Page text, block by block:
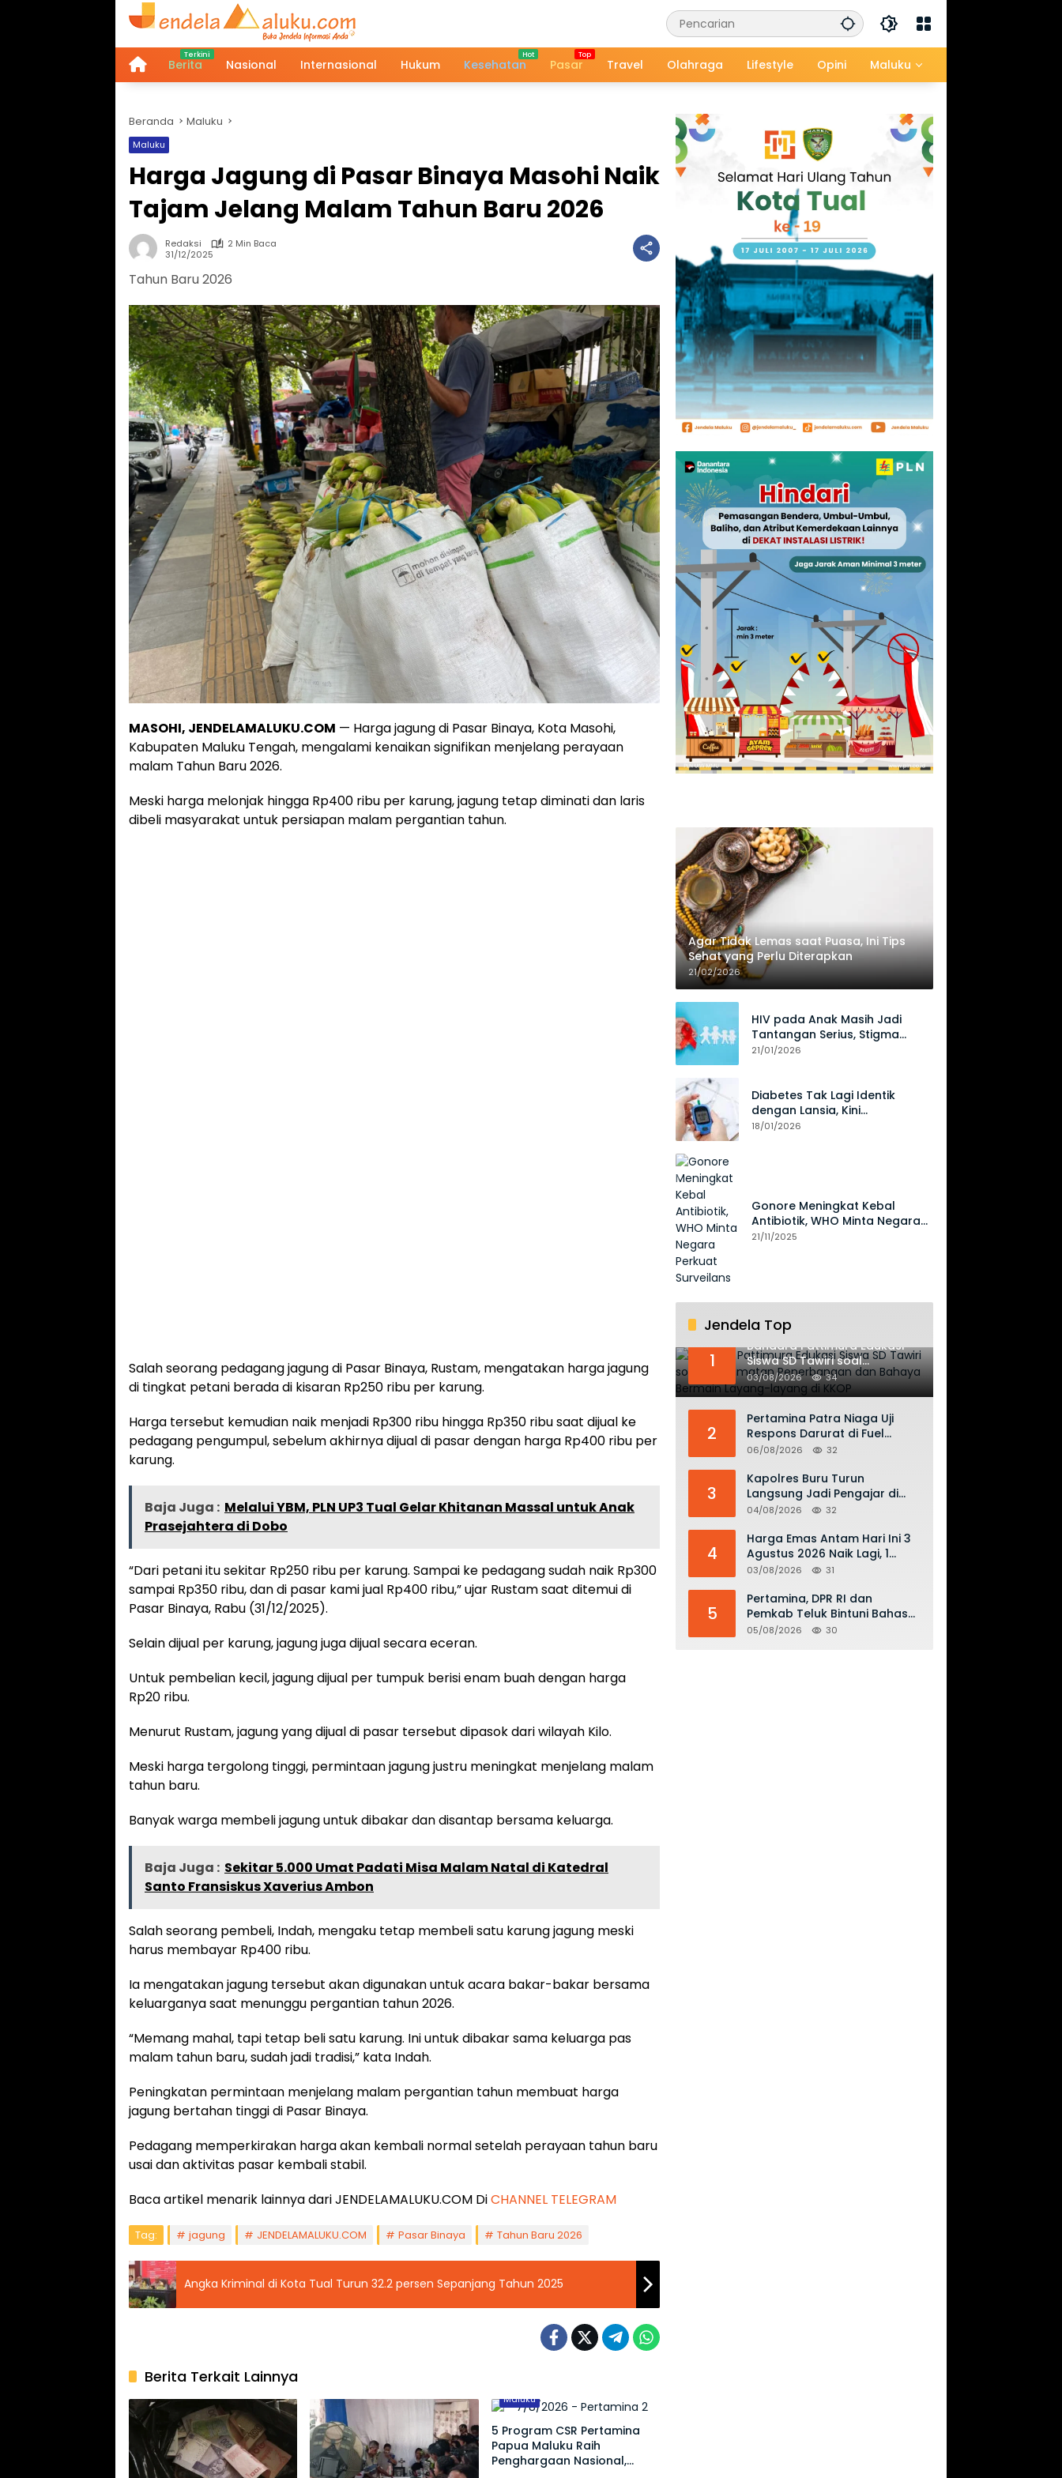
Home
Berita Nasional Internasional Hukum Kesehatan Pasar Travel Olahraga Lifestyle Opini Maluku
Beranda Maluku
Maluku
Harga Jagung di Pasar Binaya Masohi Naik
Tajam Jelang Malam Tahun Baru 2026
Redaksi
2 Min Baca
31/12/2025
Tahun Baru 2026
MASOHI, JENDELAMALUKU.COM — Harga jagung di Pasar Binaya, Kota Masohi,
Kabupaten Maluku Tengah, mengalami kenaikan signifikan menjelang perayaan
malam Tahun Baru 2026.
Meski harga melonjak hingga Rp400 ribu per karung, jagung tetap diminati dan laris
dibeli masyarakat untuk persiapan malam pergantian tahun.
Salah seorang pedagang jagung di Pasar Binaya, Rustam, mengatakan harga jagung
di tingkat petani berada di kisaran Rp250 ribu per karung.
Harga tersebut kemudian naik menjadi Rp300 ribu hingga Rp350 ribu saat dijual ke
pedagang pengumpul, sebelum akhirnya dijual di pasar dengan harga Rp400 ribu per
karung.
Baja Juga : Melalui YBM, PLN UP3 Tual Gelar Khitanan Massal untuk Anak
Prasejahtera di Dobo
“Dari petani itu sekitar Rp250 ribu per karung. Sampai ke pedagang sudah naik Rp300
sampai Rp350 ribu, dan di pasar kami jual Rp400 ribu,” ujar Rustam saat ditemui di
Pasar Binaya, Rabu (31/12/2025).
Selain dijual per karung, jagung juga dijual secara eceran.
Untuk pembelian kecil, jagung dijual per tumpuk berisi enam buah dengan harga
Rp20 ribu.
Menurut Rustam, jagung yang dijual di pasar tersebut dipasok dari wilayah Kilo.
Meski harga tergolong tinggi, permintaan jagung justru meningkat menjelang malam
tahun baru.
Banyak warga membeli jagung untuk dibakar dan disantap bersama keluarga.
Baja Juga : Sekitar 5.000 Umat Padati Misa Malam Natal di Katedral
Santo Fransiskus Xaverius Ambon
Salah seorang pembeli, Indah, mengaku tetap membeli satu karung jagung meski
harus membayar Rp400 ribu.
Ia mengatakan jagung tersebut akan digunakan untuk acara bakar-bakar bersama
keluarganya saat menunggu pergantian tahun 2026.
“Memang mahal, tapi tetap beli satu karung. Ini untuk dibakar sama keluarga pas
malam tahun baru, sudah jadi tradisi,” kata Indah.
Peningkatan permintaan menjelang malam pergantian tahun membuat harga
jagung bertahan tinggi di Pasar Binaya.
Pedagang memperkirakan harga akan kembali normal setelah perayaan tahun baru
usai dan aktivitas pasar kembali stabil.
Baca artikel menarik lainnya dari JENDELAMALUKU.COM DiCHANNEL TELEGRAM
Tag: jagung JENDELAMALUKU.COM Pasar Binaya Tahun Baru 2026
Angka Kriminal di Kota Tual Turun 32.2 persen Sepanjang Tahun 2025
Berita Terkait Lainnya
Maluku
5 Program CSR Pertamina
Papua Maluku Raih
Penghargaan Nasional,
Agar Tidak Lemas saat Puasa, Ini Tips
Sehat yang Perlu Diterapkan
21/02/2026
HIV pada Anak Masih Jadi
Tantangan Serius, Stigma
Hambat Akses Perawatan
21/01/2026
Diabetes Tak Lagi Identik
dengan Lansia, Kini
Mengancam Generasi Muda
18/01/2026
Gonore Meningkat Kebal
Antibiotik, WHO Minta Negara
Perkuat Surveilans
21/11/2025
Jendela Top
1
Bandara Pattimura Edukasi
Siswa SD Tawiri soal
Keselamatan Penerbangan
dan Bahaya Bermain Layang-
03/08/2026 34
2
Pertamina Patra Niaga Uji
Respons Darurat di Fuel
Terminal Biak, Antisipasi Risiko
BBM
06/08/2026 32
3
Kapolres Buru Turun
Langsung Jadi Pengajar di
SMAN 2, Edukasi Kesadaran
04/08/2026 32
4
Harga Emas Antam Hari Ini 3
Agustus 2026 Naik Lagi, 1
Gram Tembus Rp 2,61 Juta
03/08/2026 31
5
Pertamina, DPR RI dan
Pemkab Teluk Bintuni Bahas
Penguatan Distribusi BBM dan
05/08/2026 30